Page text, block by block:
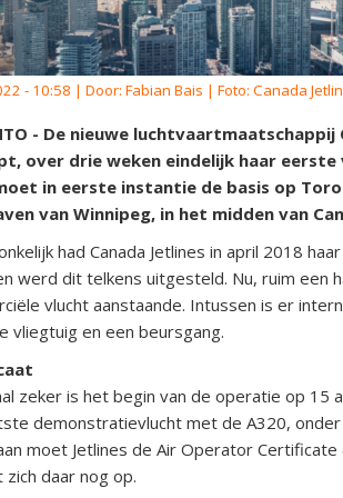
- 10:58 | Door: Fabian Bais | Foto: Canada
- De nieuwe
over drie weken eindelijk haar
in eerste instantie de basis op
van Winnipeg, in het midden van
had Canada Jetlines in april 2018
werd dit telkens uitgesteld. Nu, ruim een
vlucht aanstaande. Intussen is er
vliegtuig en een beursgang.
zeker is het begin van de operatie op 15
demonstratievlucht met de A320,
moet Jetlines de Air Operator
daar nog op.